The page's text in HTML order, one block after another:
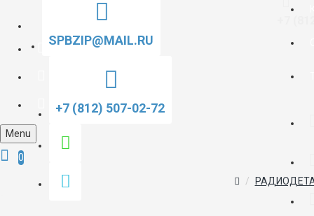
SPBZIP@MAIL.RU
+7 (812) 507-02-72
Menu
0